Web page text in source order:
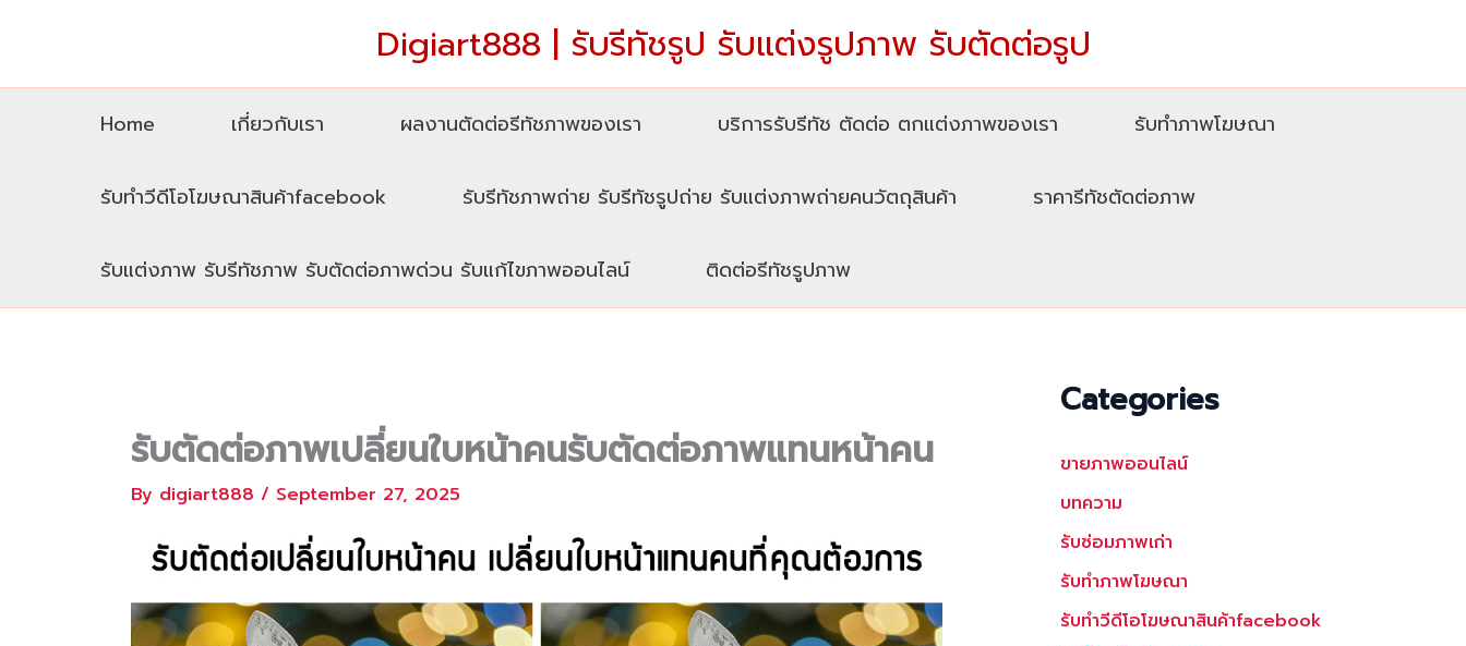
Digiart888 | รับรีทัชรูป รับแต่งรูปภาพ รับตัดต่อรูป
Home เกี่ยวกับเรา ผลงานตัดต่อรีทัชภาพของเรา บริการรับรีทัช ตัดต่อ ตกแต่งภาพของเรา รับทําภาพโฆษณา
รับทำวีดีโอโฆษณาสินค้าfacebook รับรีทัชภาพถ่าย รับรีทัชรูปถ่าย รับแต่งภาพถ่ายคนวัตถุสินค้า ราคารีทัชตัดต่อภาพ
รับแต่งภาพ รับรีทัชภาพ รับตัดต่อภาพด่วน รับแก้ไขภาพออนไลน์ ติดต่อรีทัชรูปภาพ
รับตัดต่อภาพเปลี่ยนใบหน้าคนรับตัดต่อภาพแทนหน้าคน
By digiart888 / September 27, 2025
Categories
ขายภาพออนไลน์
บทความ
รับซ่อมภาพเก่า
รับทำภาพโฆษณา
รับทำวีดีโอโฆษณาสินค้าfacebook